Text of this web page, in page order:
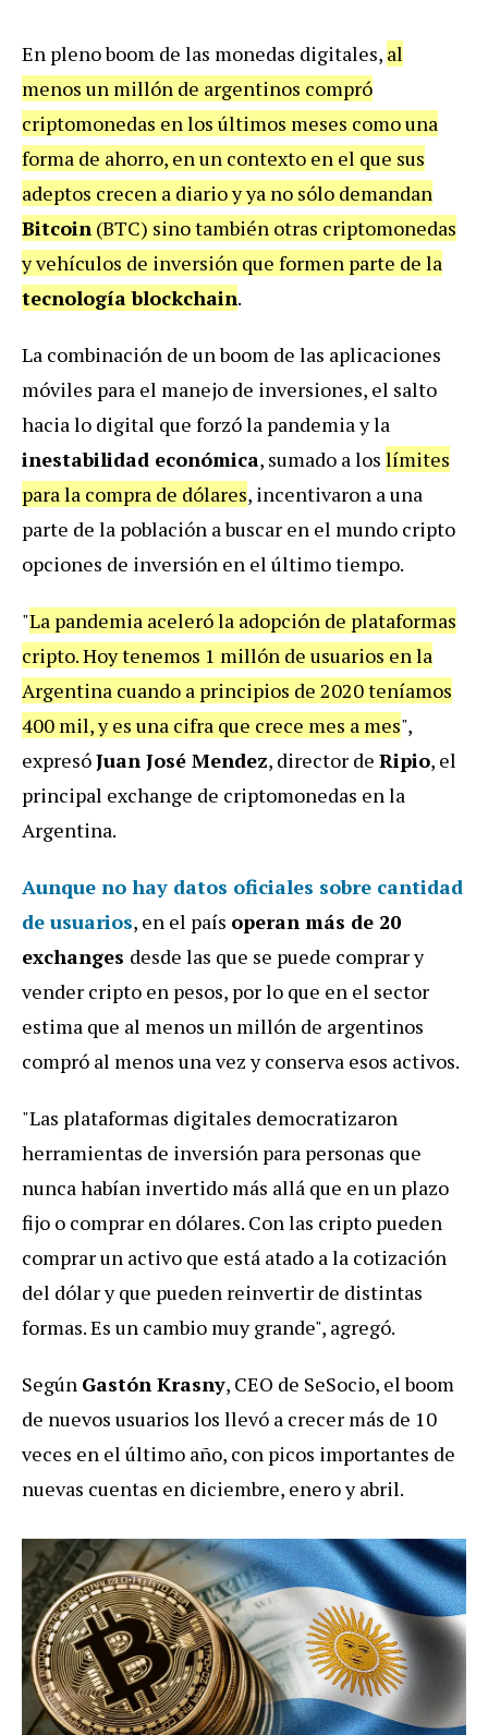
En pleno boom de las monedas digitales, al
menos un millón de argentinos compró
criptomonedas en los últimos meses como una
forma de ahorro, en un contexto en el que sus
adeptos crecen a diario y ya no sólo demandan
Bitcoin (BTC) sino también otras criptomonedas
y vehículos de inversión que formen parte de la
tecnología blockchain.
La combinación de un boom de las aplicaciones
móviles para el manejo de inversiones, el salto
hacia lo digital que forzó la pandemia y la
inestabilidad económica, sumado a los límites
para la compra de dólares, incentivaron a una
parte de la población a buscar en el mundo cripto
opciones de inversión en el último tiempo.
"La pandemia aceleró la adopción de plataformas
cripto. Hoy tenemos 1 millón de usuarios en la
Argentina cuando a principios de 2020 teníamos
400 mil, y es una cifra que crece mes a mes",
expresóJuan José Mendez, director de Ripio, el
principal exchange de criptomonedas en la
Argentina.
Aunque no hay datos oficiales sobre cantidad
de usuarios, en el país operan más de 20
exchanges desde las que se puede comprar y
vender cripto en pesos, por lo que en el sector
estima que al menos un millón de argentinos
compró al menos una vez y conserva esos activos.
"Las plataformas digitales democratizaron
herramientas de inversión para personas que
nunca habían invertido más allá que en un plazo
fijo o comprar en dólares. Con las cripto pueden
comprar un activo que está atado a la cotización
del dólar y que pueden reinvertir de distintas
formas. Es un cambio muy grande", agregó.
Según Gastón Krasny, CEO de SeSocio, el boom
de nuevos usuarios los llevó a crecer más de 10
veces en el último año, con picos importantes de
nuevas cuentas en diciembre, enero y abril.